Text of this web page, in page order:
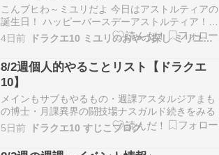
こんブヒわ～ミユリだよ 今日はアストルティアの
誕生日！ ハッピーバースデーアストルティア！
14周年おめでとうございますブヒ???? 人気ブロ
グランキング 週課動画ですブヒ???? 満福ミユリ
チャンネル登録・高評価よろしくお願いしますブ
ヒ???? 先週の振り返り～ 8月1日から…
4日前 ドラクエ10 ミユリのおやつ探し ミリユナ日記たまにリオ
8/2週個人的やることリスト【ドラクエ
10】
メインもサブもやるもの・週課アスタルジアまも
の博士・月課異界の闘技場ナスガルド続きをみる
5日前
ドラクエ10 すじこブログ